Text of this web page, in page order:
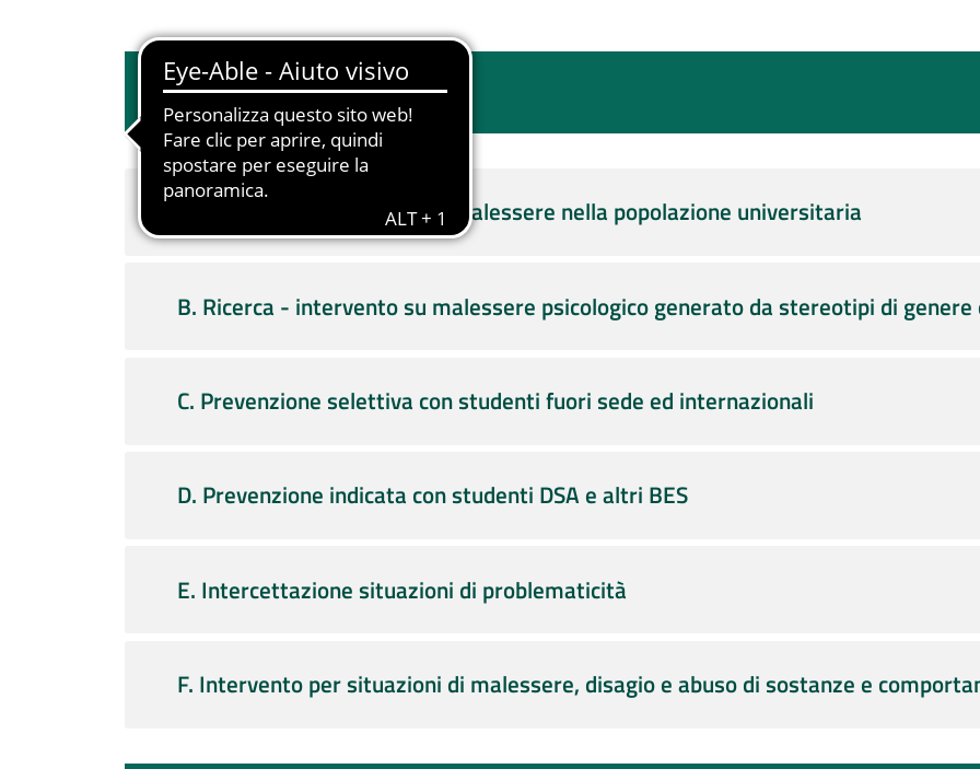
Linee di attività
A. Indagine sul benessere e malessere nella popolazione universitaria
B. Ricerca - intervento su malessere psicologico generato da stereotipi di
C. Prevenzione selettiva con studenti fuori sede ed internazionali
D. Prevenzione indicata con studenti DSA e altri BES
E. Intercettazione situazioni di problematicità
F. Intervento per situazioni di malessere, disagio e abuso di sostanze e